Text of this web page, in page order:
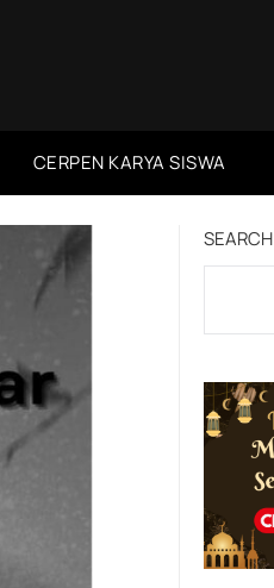
CERPEN KARYA SISWA
SEARCH